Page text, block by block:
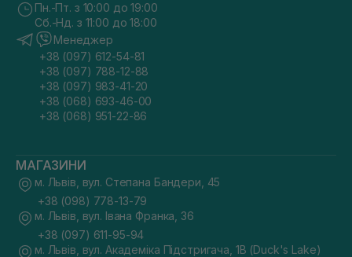
Пн.-Пт. з 10:00 до 19:00
Сб.-Нд. з 11:00 до 18:00
Менеджер
+38 (097) 612-54-81
+38 (097) 788-12-88
+38 (097) 983-41-20
+38 (068) 693-46-00
+38 (068) 951-22-86
МАГАЗИНИ
м. Львів, вул. Степана Бандери, 45
+38 (098) 778-13-79
м. Львів, вул. Івана Франка, 36
+38 (097) 611-95-94
м. Львів, вул. Академіка Підстригача, 1В (Duck's Lake)